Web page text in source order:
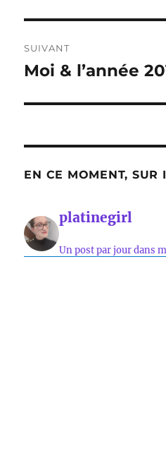
SUIVANT
Publication
Moi & l’année
EN CE MOMENT, SUR
platinegirl
Un post par jour dans